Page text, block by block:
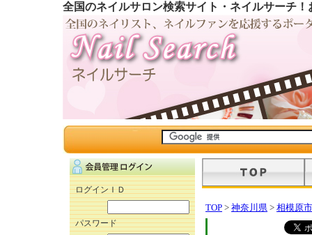
全国のネイルサロン検索サイト・ネイルサーチ
ログインＩＤ
パスワード
TOP > 神奈川県 > 相模原市